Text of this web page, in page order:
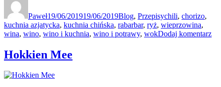
sosem
pięć
smaków
Paweł19/06/201919/06/2019Blog, Przepisychili, chorizo,
kuchnia azjatycka, kuchnia chińska, rabarbar, ryż, wieprzowina,
wina, wino, wino i kuchnia, wino i potrawy, wokDodaj komentarzdo
Hokkien Mee